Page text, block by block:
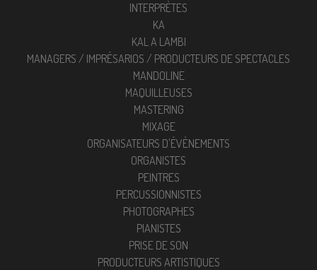
INTERPRÈTES
KA
KAL A LAMBI
MANAGERS / IMPRÉSARIOS / PRODUCTEURS DE SPECTACLES
MANDOLINE
MAQUILLEUSES
MASTERING
MIXAGE
ORGANISATEURS D'ÉVÈNEMENTS
ORGANISTES
PEINTRES
PERCUSSIONNISTES
PHOTOGRAPHES
PIANISTES
PRISE DE SON
PRODUCTEURS ARTISTIQUES